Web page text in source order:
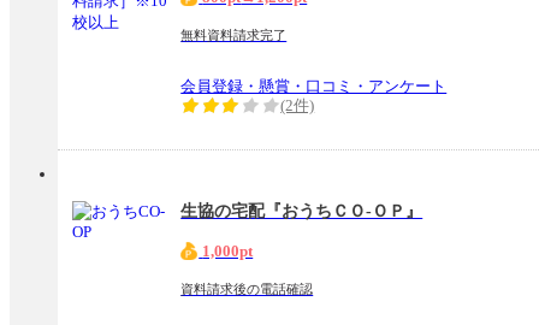
無料資料請求完了
会員登録・懸賞・口コミ・アンケート
(2件)
生協の宅配『おうちＣＯ-ＯＰ』
1,000pt
資料請求後の電話確認